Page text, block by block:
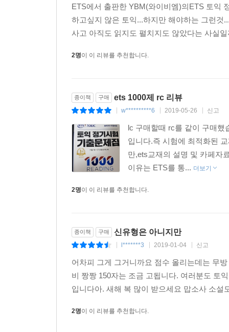
ETS에서 출판한 YBM(와이비엠)의ETS 토익
하고싶지 않은 토익...하지만 해야하는 그런것
사고 아직도 읽지도 펼치지도 않았다는 사실
2명이 이 리뷰를 추천합니다.
종이책 구매 ets 1000제 rc 리뷰
w**********6 2019-05-26 신고
lc 구매할때 rc를 같이 구매했
입니다.즉 시험에 최적화된
만,ets교재의 설명 및 카페자
이유는 ETS를 통... 더보기
2명이 이 리뷰를 추천합니다.
종이책 구매 신유형은 아니지만
l*******3 2019-01-04 신고
어차피 그게 그거니까요 점수 올리는데는 무
비 짱짱 150자는 조금 고됩니다. 여러분도 토
입니다아. 새해 복 많이 받으세요 맙소사 소
2명이 이 리뷰를 추천합니다.